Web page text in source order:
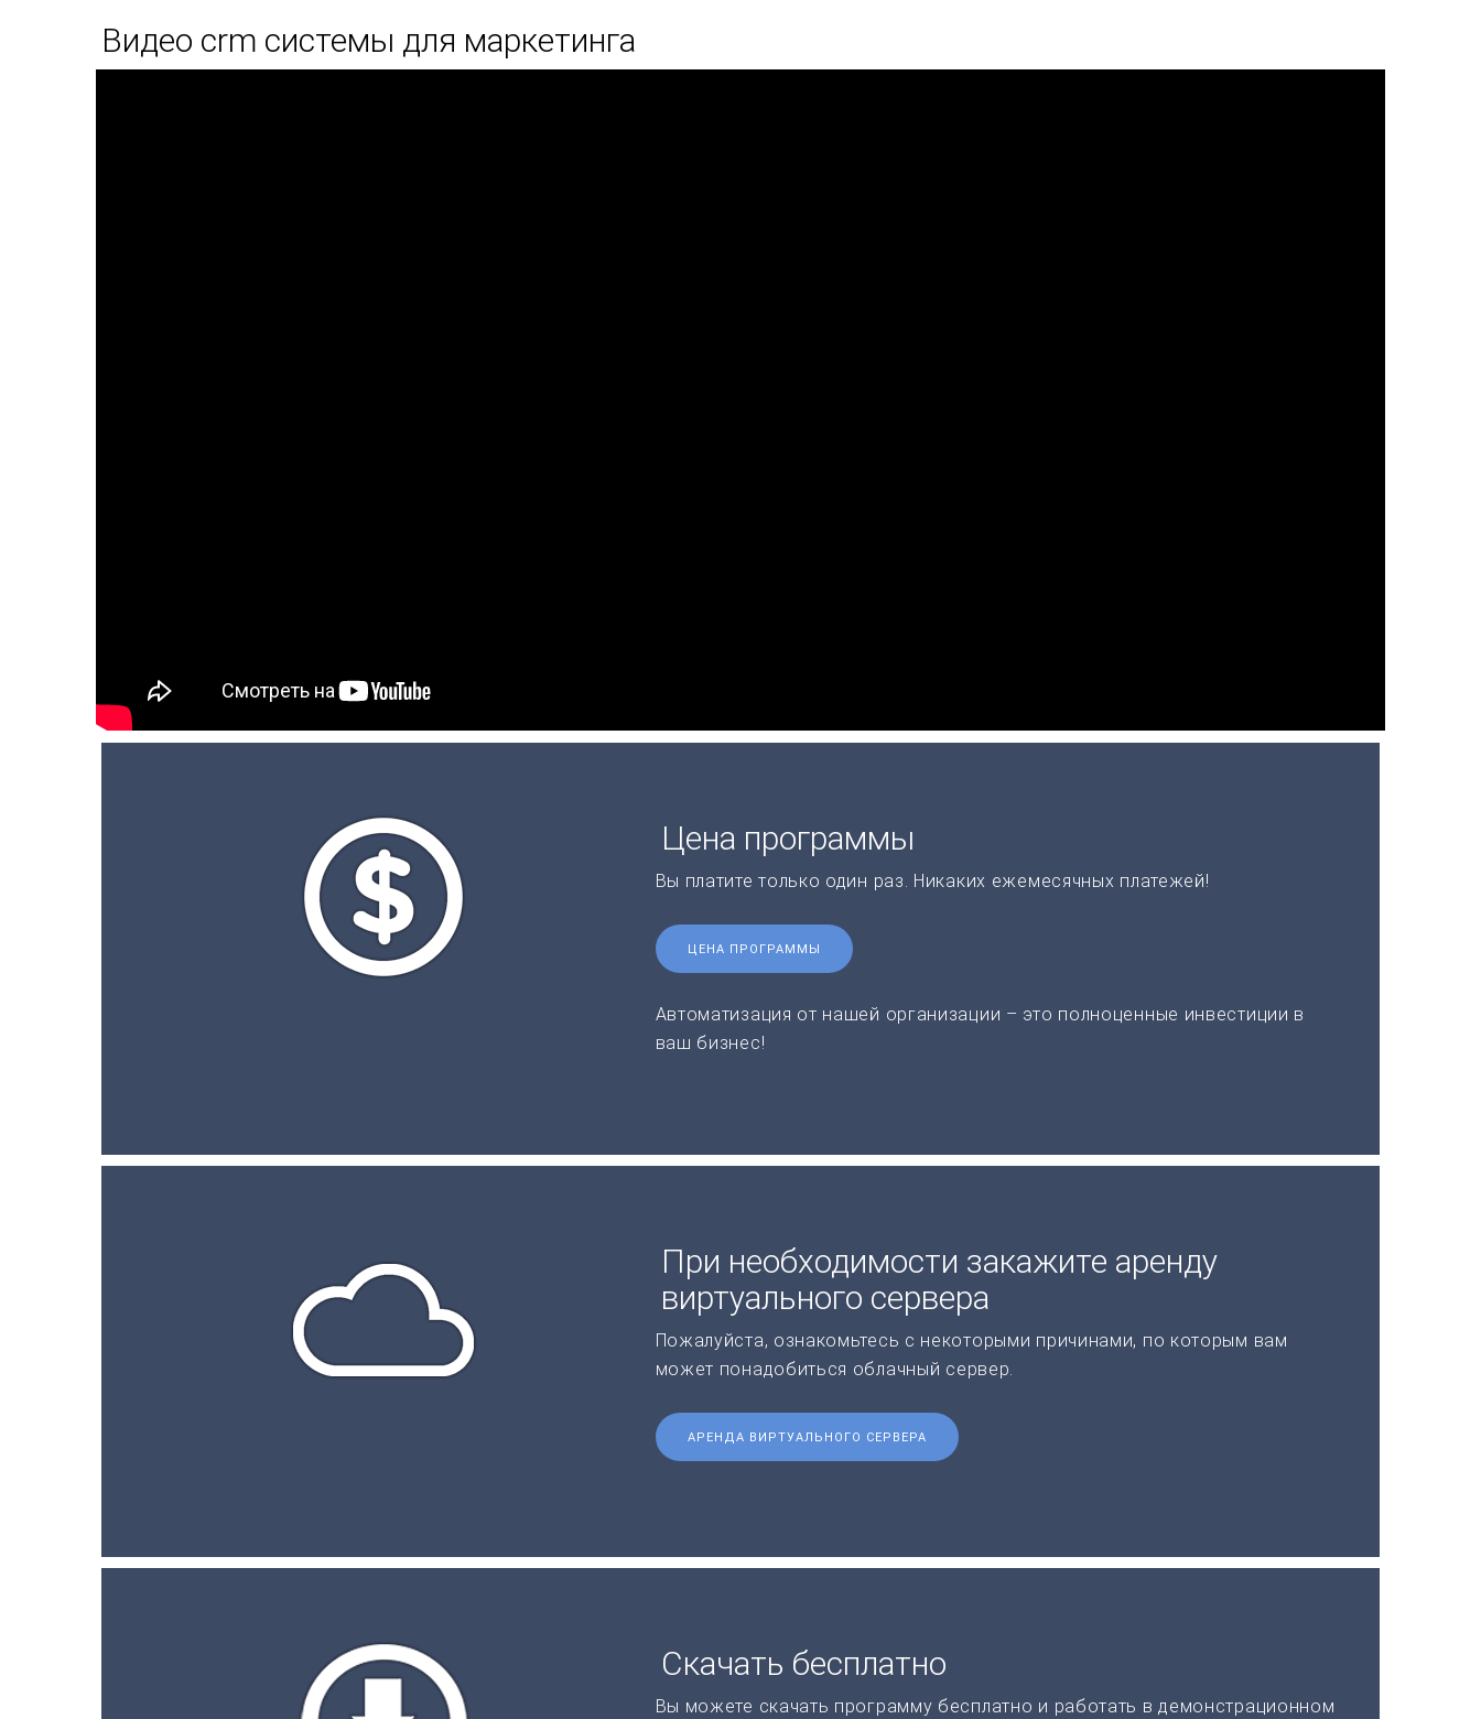
Видео crm системы для маркетинга
Цена программы
Вы платите только один раз. Никаких ежемесячных платежей!
ЦЕНА ПРОГРАММЫ
Автоматизация от нашей организации – это полноценные инвестиции в
ваш бизнес!
При необходимости закажите аренду
виртуального сервера
Пожалуйста, ознакомьтесь с некоторыми причинами, по которым вам
может понадобиться облачный сервер.
АРЕНДА ВИРТУАЛЬНОГО СЕРВЕРА
Скачать бесплатно
Вы можете скачать программу бесплатно и работать в демонстрационном